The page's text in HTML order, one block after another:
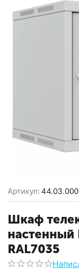
Артикул:
Шкаф
RAL7035